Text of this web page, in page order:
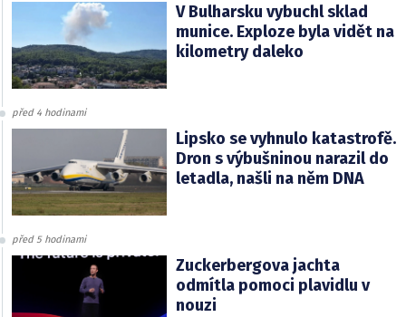
V Bulharsku vybuchl sklad
munice. Exploze byla vidět na
kilometry daleko
před 4 hodinami
Lipsko se vyhnulo katastrofě.
Dron s výbušninou narazil do
letadla, našli na něm DNA
před 5 hodinami
Zuckerbergova jachta
odmítla pomoci plavidlu v
nouzi